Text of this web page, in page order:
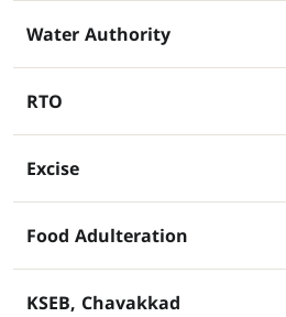
Water Authority
RTO
Excise
Food Adulteration
KSEB, Chavakkad